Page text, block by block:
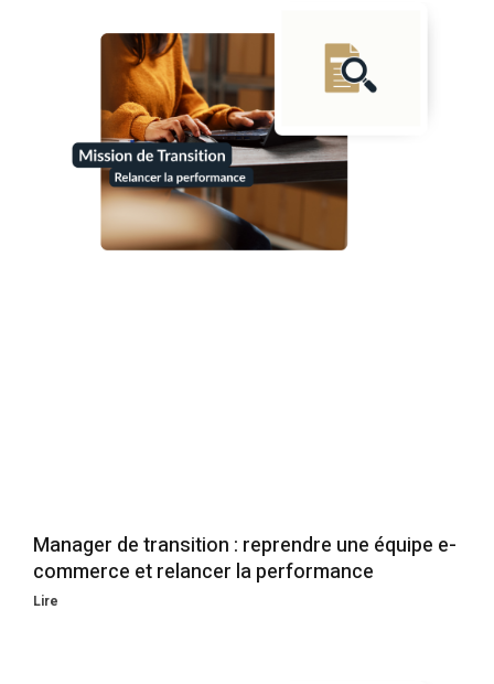
Manager de transition : reprendre une équipe e-
commerce et relancer la performance
Lire